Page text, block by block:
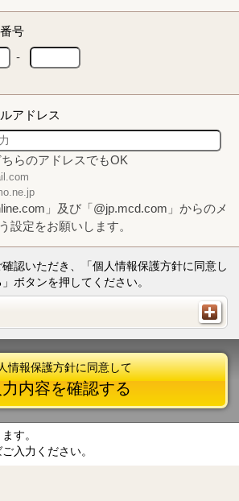
号
-
アドレス
らのアドレスでもOK
」及び「@jp.mcd.com」からのメ
設定をお願いします。
認いただき、「個人情報保護方針に同意し
ボタンを押してください。
情報保護方針に同意して
力内容を確認する
す。
入力ください。